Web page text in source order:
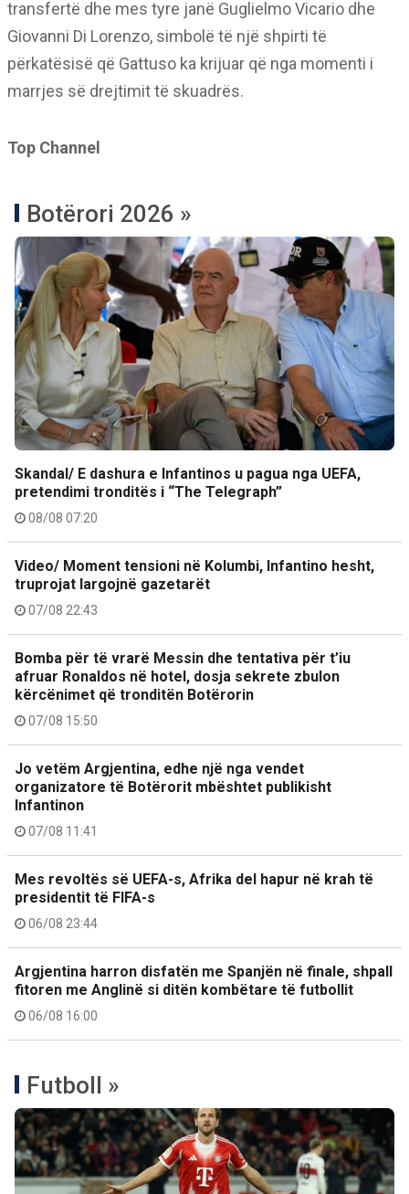
transfertë dhe mes tyre janë Guglielmo Vicario dhe
Giovanni Di Lorenzo, simbolë të një shpirti të
përkatësisë që Gattuso ka krijuar që nga momenti i
marrjes së drejtimit të skuadrës.
Top Channel
Botërori 2026 »
Skandal/ E dashura e Infantinos u pagua nga UEFA,
pretendimi tronditës i “The Telegraph”
08/08 07:20
Video/ Moment tensioni në Kolumbi, Infantino hesht,
truprojat largojnë gazetarët
07/08 22:43
Bomba për të vrarë Messin dhe tentativa për t’iu
afruar Ronaldos në hotel, dosja sekrete zbulon
kërcënimet që tronditën Botërorin
07/08 15:50
Jo vetëm Argjentina, edhe një nga vendet
organizatore të Botërorit mbështet publikisht
Infantinon
07/08 11:41
Mes revoltës së UEFA-s, Afrika del hapur në krah të
presidentit të FIFA-s
06/08 23:44
Argjentina harron disfatën me Spanjën në finale, shpall
fitoren me Anglinë si ditën kombëtare të futbollit
06/08 16:00
Futboll »